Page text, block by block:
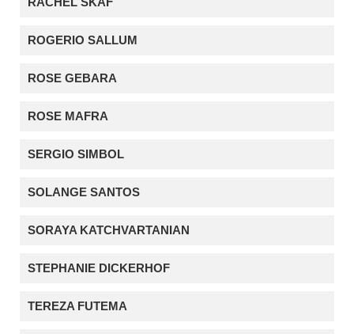
ROGERIO SALLUM
ROSE GEBARA
ROSE MAFRA
SERGIO SIMBOL
SOLANGE SANTOS
SORAYA KATCHVARTANIAN
STEPHANIE DICKERHOF
TEREZA FUTEMA